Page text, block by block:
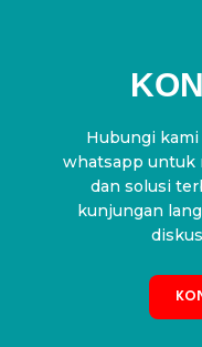
Hubungi kami
whatsapp untuk
dan solusi
kunjungan